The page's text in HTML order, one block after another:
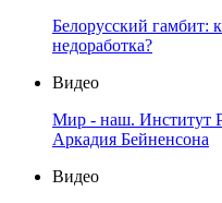
Белорусский гамбит:
недоработка?
Видео
Мир - наш. Институт
Аркадия Бейненсона
Видео